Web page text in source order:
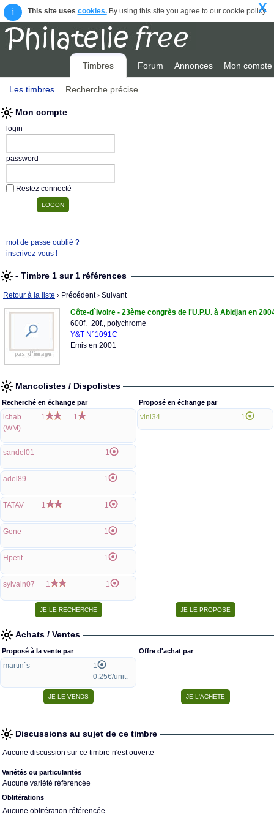
i This site uses cookies.By using this site you agree to our cookie policy.
X
Timbres Forum Annonces Mon compte
Les timbres Recherche précise
Mon compte
login
password
Restez connecté
mot de passe oublié ?
inscrivez-vous !
- Timbre 1 sur 1 références
Retour à la liste › Précédent› Suivant
Côte-d`Ivoire - 23ème congrès de l'U.P.U. à Abidjan en
600f.+20f., polychrome
Y&T N°1091C
Emis en 2001
Mancolistes / Dispolistes
Recherché en échange par
lchab
(WM)
1 1
sandel01 1
adel89 1
TATAV 1 1
Gene 1
Hpetit 1
sylvain07 1 1
Proposé en échange par
vini34 1
Achats / Ventes
Proposé à la vente par
martin`s
1
0.25€/unit.
Offre d'achat par
Discussions au sujet de ce timbre
Aucune discussion sur ce timbre n'est ouverte
Variétés ou particularités
Aucune variété référencée
Oblitérations
Aucune oblitération référencée